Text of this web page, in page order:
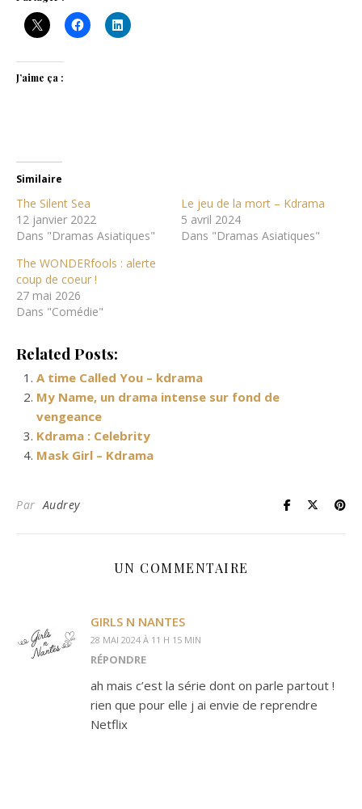
J’aime ça :
Similaire
The Silent Sea
12 janvier 2022
Dans "Dramas Asiatiques"
Le jeu de la mort – Kdrama
5 avril 2024
Dans "Dramas Asiatiques"
The WONDERfools : alerte
coup de coeur !
27 mai 2026
Dans "Comédie"
Related Posts:
A time Called You – kdrama
My Name, un drama intense sur fond de
vengeance
Kdrama : Celebrity
Mask Girl – Kdrama
ParAudrey
UN COMMENTAIRE
GIRLS N NANTES
28 MAI 2024 À 11 H 15 MIN
RÉPONDRE
ah mais c’est la série dont on parle partout !
rien que pour elle j ai envie de reprendre
Netflix